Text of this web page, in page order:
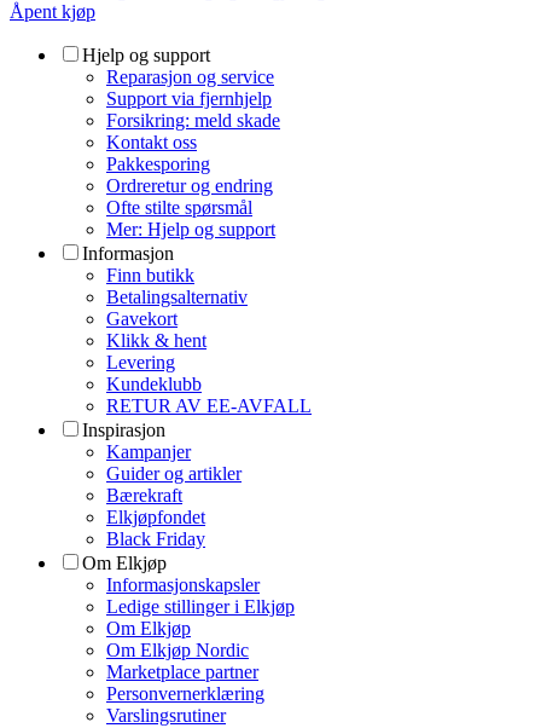
Åpent kjøp
Hjelp og support
Reparasjon og service
Support via fjernhjelp
Forsikring: meld skade
Kontakt oss
Pakkesporing
Ordreretur og endring
Ofte stilte spørsmål
Mer: Hjelp og support
Informasjon
Finn butikk
Betalingsalternativ
Gavekort
Klikk & hent
Levering
Kundeklubb
RETUR AV EE-AVFALL
Inspirasjon
Kampanjer
Guider og artikler
Bærekraft
Elkjøpfondet
Black Friday
Om Elkjøp
Informasjonskapsler
Ledige stillinger i Elkjøp
Om Elkjøp
Om Elkjøp Nordic
Marketplace partner
Personvernerklæring
Varslingsrutiner